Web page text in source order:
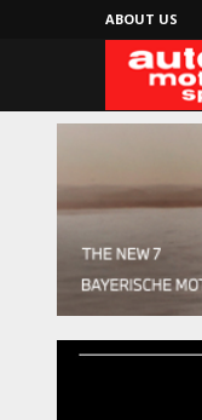
ABOUT US